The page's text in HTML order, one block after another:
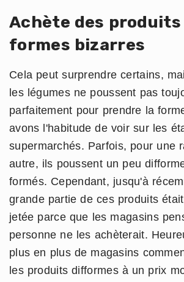
Achète des produits
formes bizarres
Cela peut surprendre certains,
les légumes ne poussent pas
parfaitement pour prendre la
avons l'habitude de voir sur les
supermarchés. Parfois, pour une
autre, ils poussent un peu
formés. Cependant, jusqu'à
grande partie de ces produits
jetée parce que les magasins
personne ne les achèterait.
plus en plus de magasins
les produits difformes à un prix